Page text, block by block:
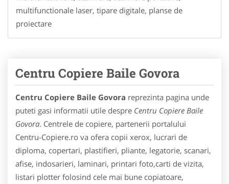
multifunctionale laser, tipare digitale, planse de
proiectare
Centru Copiere Baile Govora
Centru Copiere Baile Govora reprezinta pagina unde
puteti gasi informatii utile despre Centru Copiere Baile
Govora. Centrele de copiere, partenerii portalului
Centru-Copiere.ro va ofera copii xerox, lucrari de
diploma, copertari, plastifieri, pliante, legatorie, scanari,
afise, indosarieri, laminari, printari foto,carti de vizita,
listari plotter folosind cele mai bune copiatoare,